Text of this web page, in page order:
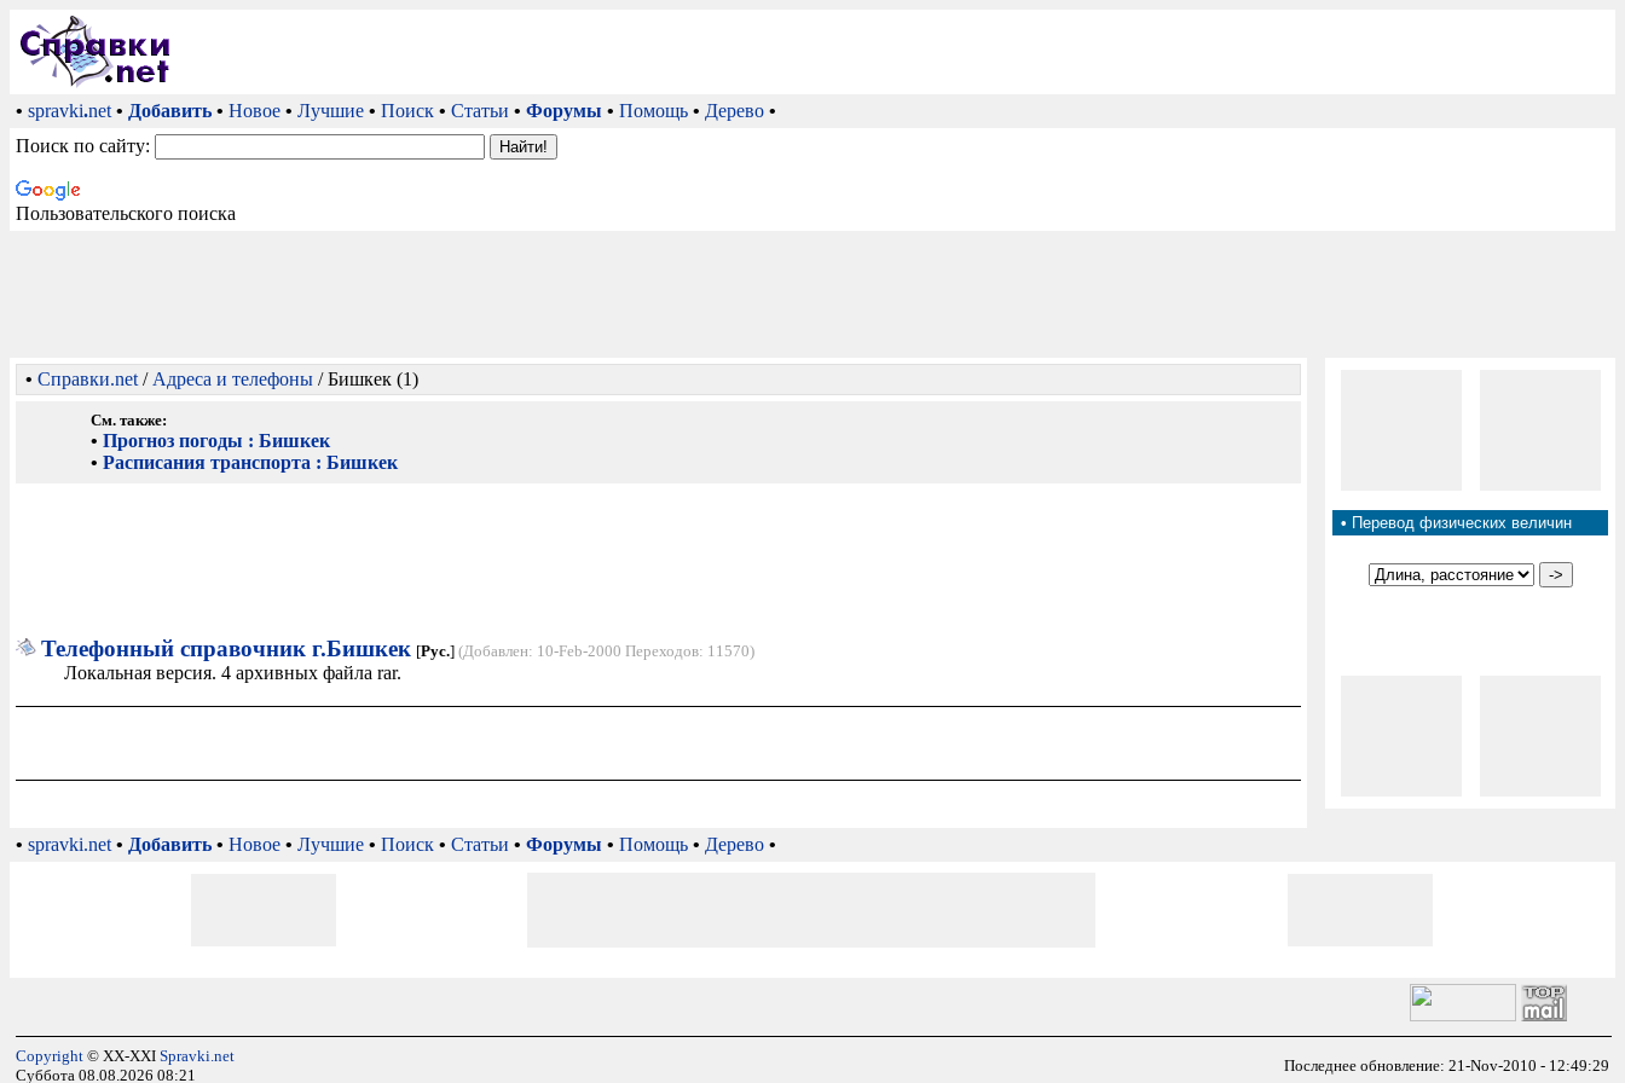
• spravki.net • Добавить • Новое • Лучшие • Поиск • Статьи • Форумы • Помощь • Дерево •
Поиск по сайту:
Пользовательского поиска
• Справки.net / Адреса и телефоны / Бишкек (1)
См. также:
• Прогноз погоды : Бишкек
• Расписания транспорта : Бишкек
Телефонный справочник г.Бишкек [Рус.] (Добавлен: 10-Feb-2000 Переходов: 11570)
Локальная версия. 4 архивных файла rar.
• Перевод физических величин
• spravki.net • Добавить • Новое • Лучшие • Поиск • Статьи • Форумы • Помощь • Дерево •
Copyright © XX-XXI Spravki.net
Суббота 08.08.2026 08:21
Последнее обновление: 21-Nov-2010 - 12:49:29